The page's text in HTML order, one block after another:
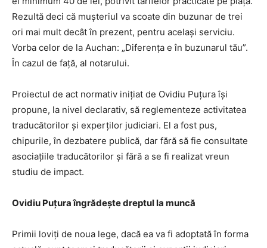
Rezultă deci că muşteriul va scoate din buzunar de trei
ori mai mult decât în prezent, pentru acelaşi serviciu.
Vorba celor de la Auchan: „Diferenţa e în buzunarul tău”.
În cazul de faţă, al notarului.
Proiectul de act normativ iniţiat de Ovidiu Puţura îşi
propune, la nivel declarativ, să reglementeze activitatea
traducătorilor şi experţilor judiciari. El a fost pus,
chipurile, în dezbatere publică, dar fără să fie consultate
asociaţiile traducătorilor şi fără a se fi realizat vreun
studiu de impact.
Ovidiu Puţura îngrădeşte dreptul la muncă
Primii loviţi de noua lege, dacă ea va fi adoptată în forma